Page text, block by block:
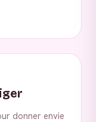
donner envie